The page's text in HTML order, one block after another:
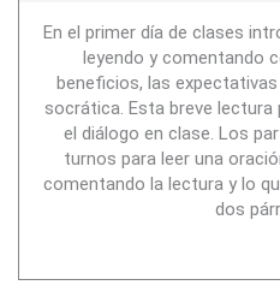
En el primer día de clases
leyendo y comentando
beneficios, las
socrática. Esta breve lectura
el diálogo en clase. Los
turnos para leer una
comentando la lectura y lo
dos